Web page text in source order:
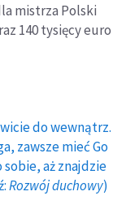
mistrza Polski
140 tysięcy euro
do wewnątrz.
zawsze mieć Go
aż znajdzie
Rozwój duchowy)